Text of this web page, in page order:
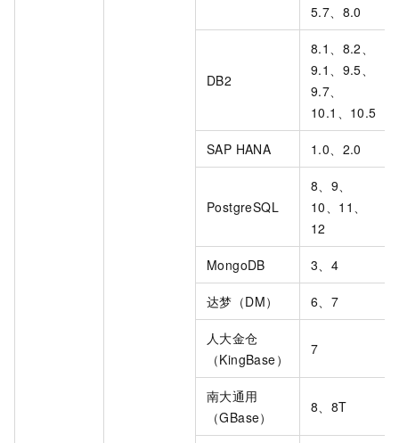
5.7、8.0
DB2
8.1、8.2、
9.1、9.5、
9.7、
10.1、10.5
SAP HANA 1.0、2.0
PostgreSQL
8、9、
10、11、
12
MongoDB 3、4
达梦（DM） 6、7
人大金仓
（KingBase）
7
南大通用
（GBase）
8、8T